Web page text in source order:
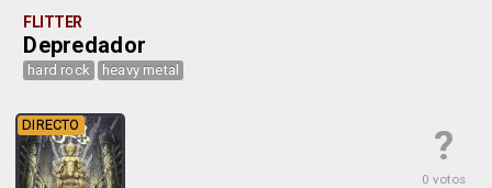
FLITTER
Depredador
hard rock heavy metal
?
0 votos
DIRECTO